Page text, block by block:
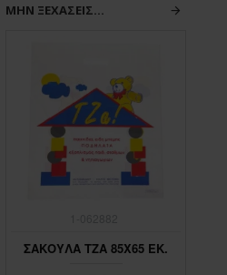
ΜΗΝ ΞΕΧΆΣΕΙΣ...
ΣΑΚΟΥΛΑ ΤΖΑ 85Χ65 ΕΚ.